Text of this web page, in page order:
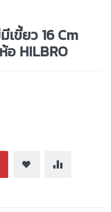
ขี้ยว 16 Cm
อ HILBRO